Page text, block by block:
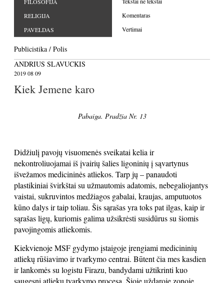
RELIGIJA
PAVELDAS
Komentaras
Vertimai
Publicistika / Polis
ANDRIUS SLAVUCKIS
2019 08 09
Kiek Jemene karo
Pabaiga. Pradžia Nr. 13
Didžiulį pavojų visuomenės sveikatai kelia ir
nekontroliuojamai iš įvairių šalies ligoninių į sąvartynus
išvežamos medicininės atliekos. Tarp jų – panaudoti
plastikiniai švirkštai su užmautomis adatomis, nebegaliojantys
vaistai, sukruvintos medžiagos gabalai, kraujas, amputuotos
kūno dalys ir taip toliau. Šis sąrašas yra toks pat ilgas, kaip ir
sąrašas ligų, kuriomis galima užsikrėsti susidūrus su šiomis
pavojingomis atliekomis.
Kiekvienoje MSF gydymo įstaigoje įrengiami medicininių
atliekų rūšiavimo ir tvarkymo centrai. Būtent čia mes kasdien
ir lankomės su logistu Firazu, bandydami užtikrinti kuo
saugesnį atliekų tvarkymo procesą. Šioje uždaroje zonoje